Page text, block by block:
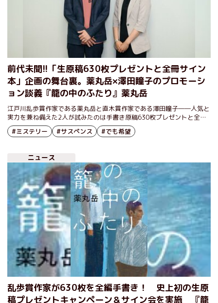
前代未聞!!「生原稿630枚プレゼントと全冊サイン
本」企画の舞台裏。薬丸岳×澤田瞳子のプロモーシ
ョン談義『籠の中のふたり』薬丸岳
江戸川乱歩賞作家である薬丸岳と直木賞作家である澤田瞳子――人気と
実力を兼ね備えた2人が試みたのは手書き原稿630枚プレゼントと全冊
（約1万冊）直筆サイン本。パワフルにして前代未聞の施策の裏側と、
出版や書店に対するそれぞれの想いを聞いた。
#ミステリー #サスペンス #でも希望
ニュース
乱歩賞作家が630枚を全編手書き！ 史上初の生原
稿プレゼントキャンペーン＆サイン会を実施 『籠